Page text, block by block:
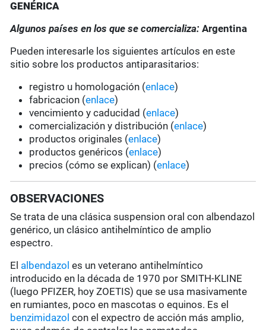
GENÉRICA
Algunos países en los que se comercializa:Argentina
Pueden interesarle los siguientes artículos en este
sitio sobre los productos antiparasitarios:
registro u homologación (enlace)
fabricacion (enlace)
vencimiento y caducidad (enlace)
comercialización y distribución (enlace)
productos originales (enlace)
productos genéricos (enlace)
precios (cómo se explican) (enlace)
OBSERVACIONES
Se trata de una clásica suspension oral con albendazol
genérico, un clásico antihelmíntico de amplio
espectro.
El albendazol es un veterano antihelmíntico
introducido en la década de 1970 por SMITH-KLINE
(luego PFIZER, hoy ZOETIS) que se usa masivamente
en rumiantes, poco en mascotas o equinos. Es el
benzimidazol con el expectro de acción más amplio,